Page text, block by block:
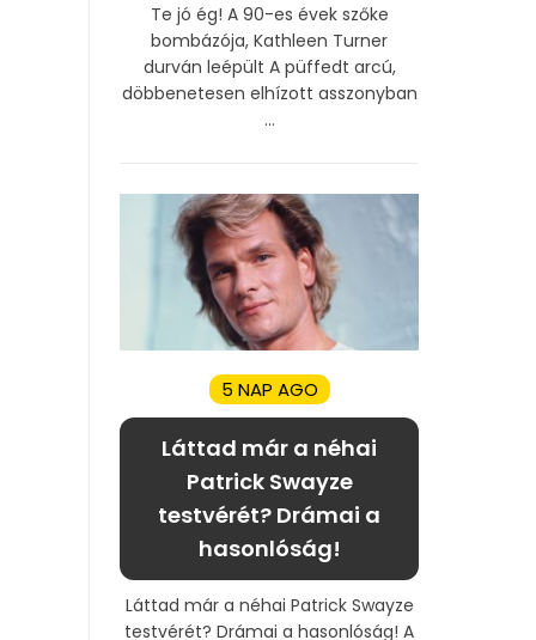
Te jó ég! A 90-es évek szőke
bombázója, Kathleen Turner
durván leépült A püffedt arcú,
döbbenetesen elhízott asszonyban
...
5 NAP AGO
Láttad már a néhai
Patrick Swayze
testvérét? Drámai a
hasonlóság!
Láttad már a néhai Patrick Swayze
testvérét? Drámai a hasonlóság! A